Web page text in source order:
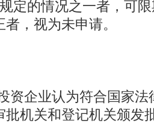
定的情况之一者，可
，视为未申请。
资企业认为符合国家法
批机关和登记机关颁发